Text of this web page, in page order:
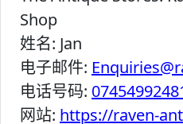
Shop
姓名: Jan
电子邮件:
电话号码:
网站: https://raven-